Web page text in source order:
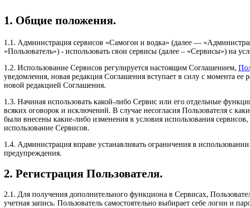
1. Общие положения.
1.1. Администрация сервисов «Самогон и водка» (далее —
«Пользователь») - использовать свои сервисы (далее – «Сервисы») на
1.2. Использование Сервисов регулируется настоящим Соглашением,
уведомления, новая редакция Соглашения вступает в силу с момента ее
новой редакцией Соглашения.
1.3. Начиная использовать какой-либо Сервис или его отдельные
всяких оговорок и исключений. В случае несогласия Пользователя с
были внесены какие-либо изменения в условия использования
использование Сервисов.
1.4. Администрация вправе устанавливать ограничения в
предупреждения.
2. Регистрация Пользователя.
2.1. Для получения дополнительного функциона в Сервисах,
учетная запись. Пользователь самостоятельно выбирает себе логин и